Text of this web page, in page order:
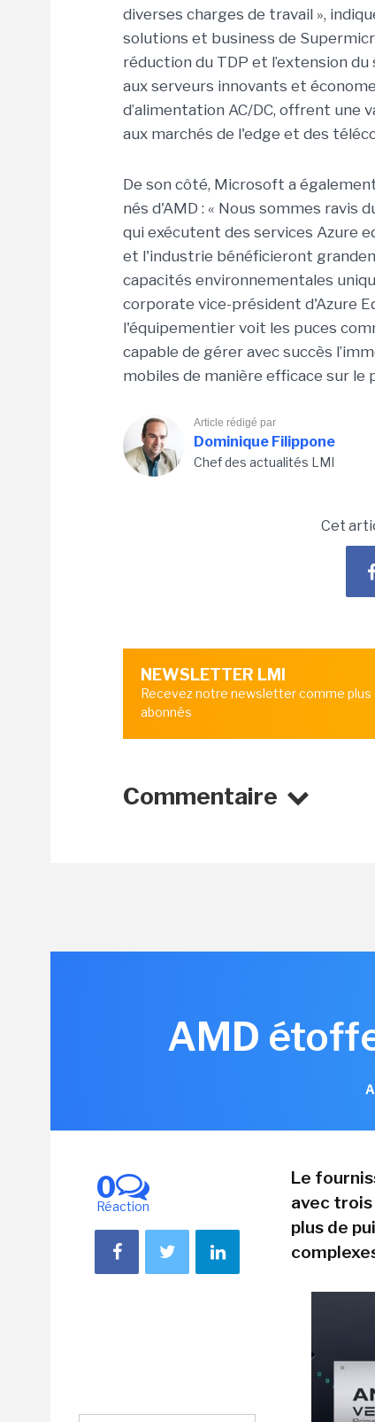
diverses charges de travail »,
solutions et business de
réduction du TDP et l’extension
aux serveurs innovants et
d’alimentation AC/DC, offrent
aux marchés de l'edge et des
De son côté, Microsoft a
nés d'AMD : « Nous sommes ravis
qui exécutent des services Azure
et l'industrie bénéficieront
capacités environnementales
corporate vice-président d'Azure
l'équipementier voit les puces
capable de gérer avec succès
mobiles de manière efficace sur
Article rédigé par
Dominique Filippone
Chef des actualités LMI
Cet
NEWSLETTER LMI
Recevez notre newsletter comme
abonnés
Commentaire
AMD
0
Réaction
Le
avec
plus de